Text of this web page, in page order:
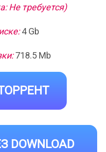
Не требуется)
4 Gb
718.5 Mb
DOWNLOAD